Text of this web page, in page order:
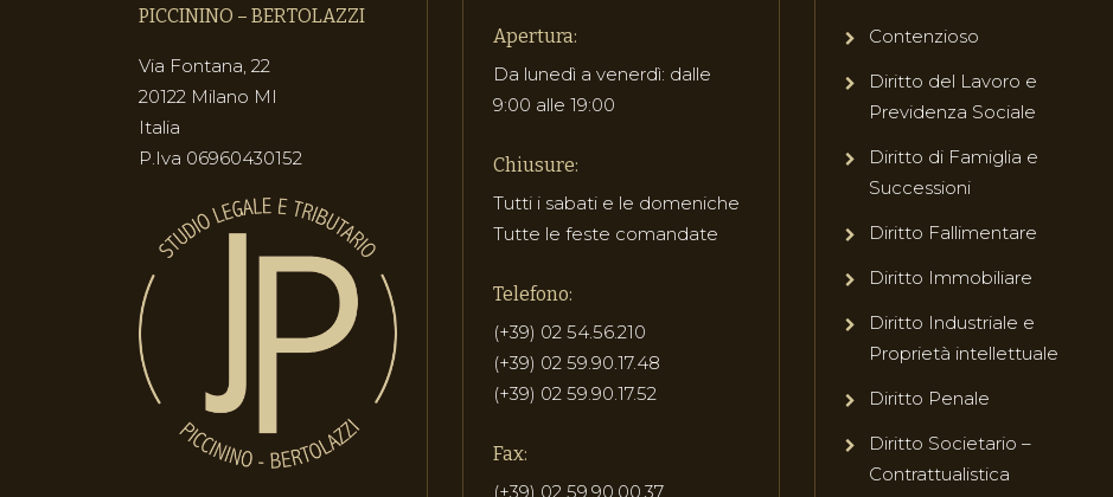
PICCININO – BERTOLAZZI
Via Fontana, 22
20122 Milano MI
Italia
P.Iva 06960430152
Apertura:
Da lunedì a venerdì: dalle
9:00 alle 19:00
Chiusure:
Tutti i sabati e le domeniche
Tutte le feste comandate
Telefono:
(+39) 02 54.56.210
(+39) 02 59.90.17.48
(+39) 02 59.90.17.52
Fax:
(+39) 02 59.90.00.37
Contenzioso
Diritto del Lavoro e
Previdenza Sociale
Diritto di Famiglia e
Successioni
Diritto Fallimentare
Diritto Immobiliare
Diritto Industriale e
Proprietà intellettuale
Diritto Penale
Diritto Societario –
Contrattualistica